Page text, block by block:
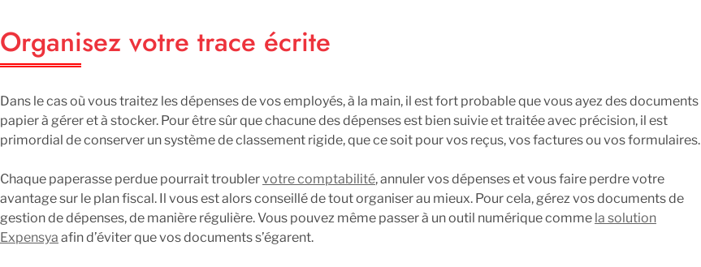
Organisez votre trace écrite
Dans le cas où vous traitez les dépenses de vos employés, à la main, il est fort probable que vous ayez des documents
papier à gérer et à stocker. Pour être sûr que chacune des dépenses est bien suivie et traitée avec précision, il est
primordial de conserver un système de classement rigide, que ce soit pour vos reçus, vos factures ou vos formulaires.
Chaque paperasse perdue pourrait troublervotre comptabilité, annuler vos dépenses et vous faire perdre votre
avantage sur le plan fiscal. Il vous est alors conseillé de tout organiser au mieux. Pour cela, gérez vos documents de
gestion de dépenses, de manière régulière. Vous pouvez même passer à un outil numérique comme la solution
Expensya afin d’éviter que vos documents s’égarent.